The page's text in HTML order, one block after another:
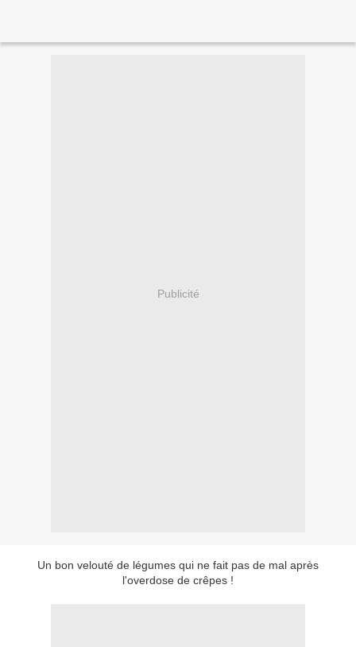
Publicité
Un bon velouté de légumes qui ne fait pas de mal après
l'overdose de crêpes !